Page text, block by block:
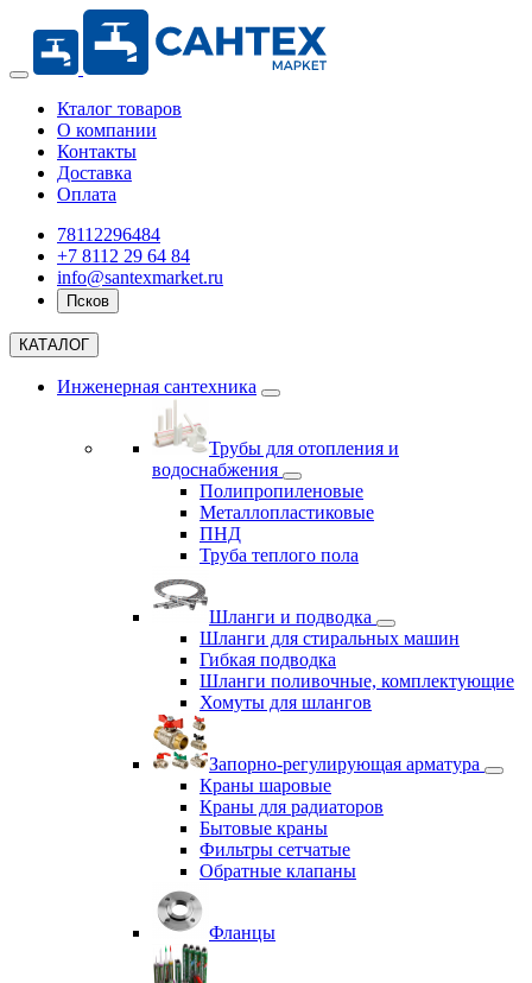
Кталог товаров
О компании
Контакты
Доставка
Оплата
78112296484
+7 8112 29 64 84
info@santexmarket.ru
Псков
КАТАЛОГ
Инженерная сантехника
Трубы для отопления и
водоснабжения
Полипропиленовые
Металлопластиковые
ПНД
Труба теплого пола
Шланги и подводка
Шланги для стиральных машин
Гибкая подводка
Шланги поливочные, комплектующие
Хомуты для шлангов
Запорно-регулирующая арматура
Краны шаровые
Краны для радиаторов
Бытовые краны
Фильтры сетчатые
Обратные клапаны
Фланцы